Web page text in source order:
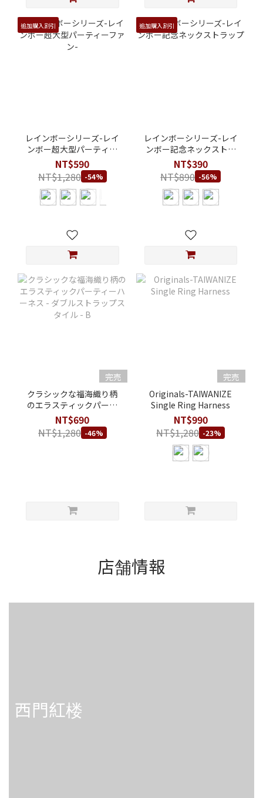
追加購入割引
レインボーシリーズ-レイ
ンボー超大型パーティー
ファン-
NT$590
NT$1,280 -54%
追加購入割引
レインボーシリーズ-レイ
ンボー記念ネックストラ
ップ
NT$390
NT$890 -56%
完売
クラシックな福海織り柄
のエラスティックパーテ
ィーハーネス - ダブルスト
ラップスタイル - B
NT$690
NT$1,280 -46%
完売
Originals-TAIWANIZE
Single Ring Harness
NT$990
NT$1,280 -23%
店舗情報
西門紅楼